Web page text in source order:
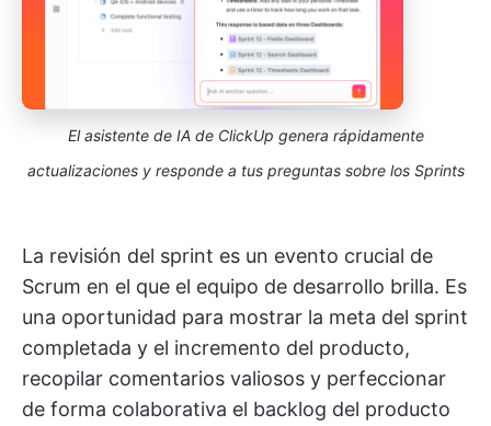
El asistente de IA de ClickUp genera rápidamente
actualizaciones y responde a tus preguntas sobre los Sprints
La revisión del sprint es un evento crucial de
Scrum en el que el equipo de desarrollo brilla. Es
una oportunidad para mostrar la meta del sprint
completada y el incremento del producto,
recopilar comentarios valiosos y perfeccionar
de forma colaborativa el backlog del producto